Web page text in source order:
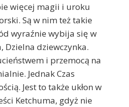
więcej magii i uroku
Są w nim też takie
wyraźnie wybija się w
Dzielna dziewczynka.
i przemocą na
Jednak Czas
Jest to także ukłon w
Ketchuma, gdyż nie